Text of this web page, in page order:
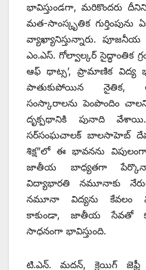
భావిస్తుండగా, మరికొందరు
మత-సాంస్కృతిక గుర్తింపును
వ్యాఖ్యానిస్తున్నారు.
ఎం.ఎస్. గోల్వాల్కర్ సైద్ధాంతిక
ఆఫ్ థాట్స’, ప్రామాణిక
పాతుకుపోయిన నైతిక,
సంస్కారాలను పెంపొందిం
దృక్పథానికి పునాది
సర్‌సంఘచాలక్ బాలసాహెబ్
శిక్ష”లో ఈ భావనను
జాతీయ బాధ్యతగా
విద్యాభారతి నమూనాకు
నమూనా విద్యను కేవలం
కాకుండా, జాతీయ సేవతో
సాధనంగా భావిస్తుంది.
టి.ఎన్. మదన్, క్రెయిగ్ జెఫ్రీ